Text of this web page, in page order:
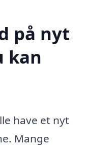
på nyt
kan
have et nyt
Mange